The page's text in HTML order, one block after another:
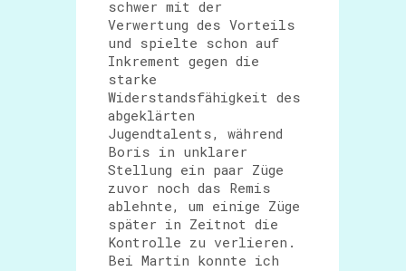
schwer mit der
Verwertung des Vorteils
und spielte schon auf
Inkrement gegen die
starke
Widerstandsfähigkeit des
abgeklärten
Jugendtalents, während
Boris in unklarer
Stellung ein paar Züge
zuvor noch das Remis
ablehnte, um einige Züge
später in Zeitnot die
Kontrolle zu verlieren.
Bei Martin konnte ich